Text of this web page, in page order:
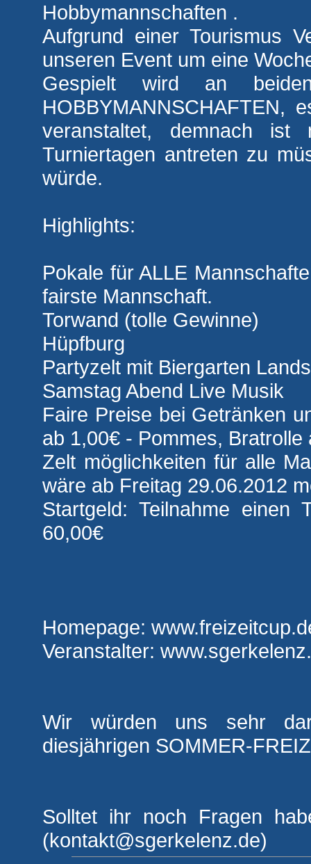
Hobbymannschaften .
Aufgrund einer Tourismus
unseren Event um eine
Gespielt wird an
HOBBYMANNSCHAFTEN,
veranstaltet, demnach
Turniertagen antreten zu
würde.
Highlights:
Pokale für ALLE
fairste Mannschaft.
Torwand (tolle Gewinne)
Hüpfburg
Partyzelt mit Biergarten
Samstag Abend Live Musik
Faire Preise bei Getränken
ab 1,00€ - Pommes, Bratrolle
Zelt möglichkeiten für alle
wäre ab Freitag 29.06.2012
Startgeld: Teilnahme einen
60,00€
Homepage:
Veranstalter:
Wir würden uns sehr
diesjährigen SOMMER-
Solltet ihr noch Fragen
(kontakt@sgerkelenz.de)